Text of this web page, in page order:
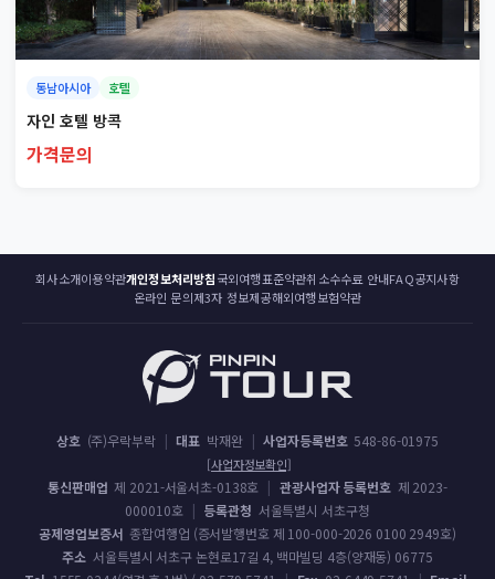
동남아시아 호텔
자인 호텔 방콕
가격문의
회사소개이용약관개인정보처리방침국외여행표준약관취소수수료 안내FAQ공지사항
온라인 문의제3자 정보제공해외여행보험약관
상호 (주)우락부락 | 대표 박재완 | 사업자등록번호 548-86-01975
[사업자정보확인]
통신판매업 제 2021-서울서초-0138호 | 관광사업자 등록번호 제 2023-
000010호 | 등록관청 서울특별시 서초구청
공제영업보증서 종합여행업 (증서발행번호 제 100-000-2026 0100 2949호)
주소 서울특별시 서초구 논현로17길 4, 백마빌딩 4층(양재동) 06775